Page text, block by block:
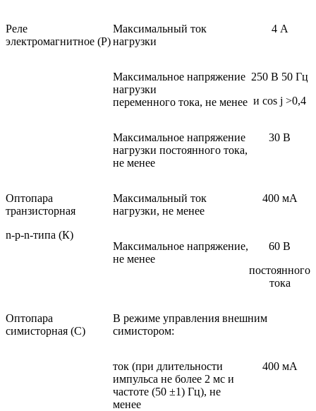
Реле
электромагнитное (Р)
Максимальный ток
нагрузки
4 А
Максимальное напряжение
нагрузки
переменного тока, не менее
250 В 50 Гц
и cos j >0,4
Максимальное напряжение
нагрузки постоянного тока,
не менее
30 В
Оптопара
транзисторная
n-p-n-типа (К)
Максимальный ток
нагрузки, не менее
400 мА
Максимальное напряжение,
не менее
60 В
постоянного
тока
Оптопара
симисторная (С)
В режиме управления внешним
симистором:
ток (при длительности
импульса не более 2 мс и
частоте (50 ±1) Гц), не
менее
400 мА